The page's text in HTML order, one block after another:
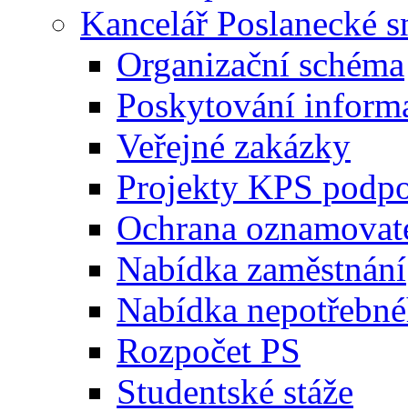
Kancelář Poslanecké
Organizační schéma
Poskytování
Veřejné zakázky
Projekty KPS
Ochrana
Nabídka zaměstnání
Nabídka
Rozpočet PS
Studentské stáže